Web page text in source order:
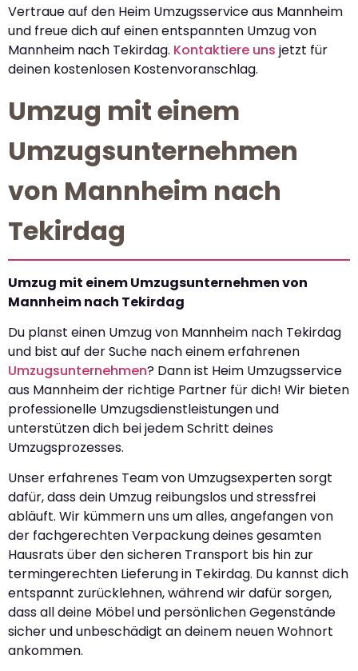
Vertraue auf den Heim Umzugsservice aus Mannheim
und freue dich auf einen entspannten Umzug von
Mannheim nach Tekirdag. Kontaktiere uns jetzt für
deinen kostenlosen Kostenvoranschlag.
Umzug mit einem
Umzugsunternehmen
von Mannheim nach
Tekirdag
Umzug mit einem Umzugsunternehmen von
Mannheim nach Tekirdag
Du planst einen Umzug von Mannheim nach Tekirdag
und bist auf der Suche nach einem erfahrenen
Umzugsunternehmen? Dann ist Heim Umzugsservice
aus Mannheim der richtige Partner für dich! Wir bieten
professionelle Umzugsdienstleistungen und
unterstützen dich bei jedem Schritt deines
Umzugsprozesses.
Unser erfahrenes Team von Umzugsexperten sorgt
dafür, dass dein Umzug reibungslos und stressfrei
abläuft. Wir kümmern uns um alles, angefangen von
der fachgerechten Verpackung deines gesamten
Hausrats über den sicheren Transport bis hin zur
termingerechten Lieferung in Tekirdag. Du kannst dich
entspannt zurücklehnen, während wir dafür sorgen,
dass all deine Möbel und persönlichen Gegenstände
sicher und unbeschädigt an deinem neuen Wohnort
ankommen.